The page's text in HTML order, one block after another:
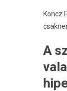
Koncz
A